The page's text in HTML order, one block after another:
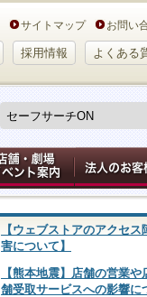
サイトマップ お問い
採用情報 よくある
【ウェブストアのアクセス
害について】
【熊本地震】店舗の営業や
舗受取サービスへの影響に